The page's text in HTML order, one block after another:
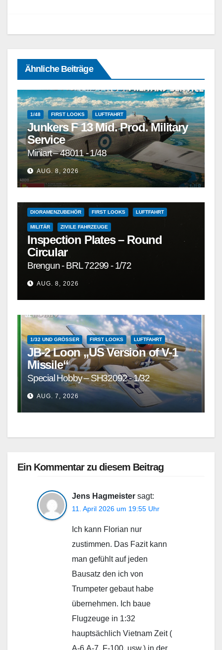
Ähnliche Beiträge
1/48 FIRST LOOKS LUFTFAHRT
Junkers F 13 Mid. Prod. Military
Service
Miniart – 48011 - 1/48
AUG. 8, 2026
1/72 1/72 UND GRÖSSER 1/72 UND KLEINER
DETAILSÄTZE, MASKEN, DECALS UND ZUBEHÖR
DIORAMENZUBEHÖR FIRST LOOKS LUFTFAHRT
MILITÄR ZIVILE FAHRZEUGE
Inspection Plates – Round
Circular
Brengun - BRL 72299 - 1/72
AUG. 8, 2026
1/32 UND GRÖSSER FIRST LOOKS LUFTFAHRT
JB-2 Loon „US Version of V-1
Missile“
Special Hobby – SH32092 - 1/32
AUG. 7, 2026
Ein Kommentar zu diesem Beitrag
Jens Hagmeister sagt:
11. April 2026 um 19:55 Uhr
Ich kann Florian nur
zustimmen. Das Fazit kann
man gefühlt auf jeden
Bausatz den ich von
Trumpeter gebaut habe
übernehmen. Ich baue
Flugzeuge in 1:32
hauptsächlich Vietnam Zeit (
A-6,A-7, F-100, usw.) in der